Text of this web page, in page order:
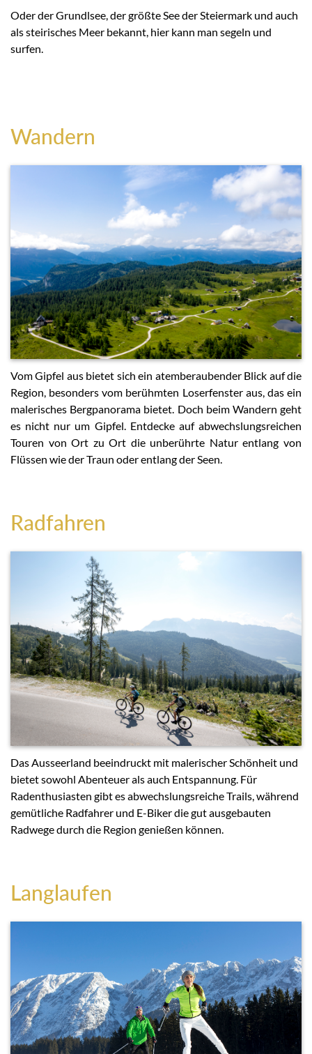
Oder der Grundlsee, der größte See der Steiermark und auch
als steirisches Meer bekannt, hier kann man segeln und
surfen.
Wandern
Vom Gipfel aus bietet sich ein atemberaubender Blick auf die
Region, besonders vom berühmten Loserfenster aus, das ein
malerisches Bergpanorama bietet. Doch beim Wandern geht
es nicht nur um Gipfel. Entdecke auf abwechslungsreichen
Touren von Ort zu Ort die unberührte Natur entlang von
Flüssen wie der Traun oder entlang der Seen.
Radfahren
Das Ausseerland beeindruckt mit malerischer Schönheit und
bietet sowohl Abenteuer als auch Entspannung. Für
Radenthusiasten gibt es abwechslungsreiche Trails, während
gemütliche Radfahrer und E-Biker die gut ausgebauten
Radwege durch die Region genießen können.
Langlaufen